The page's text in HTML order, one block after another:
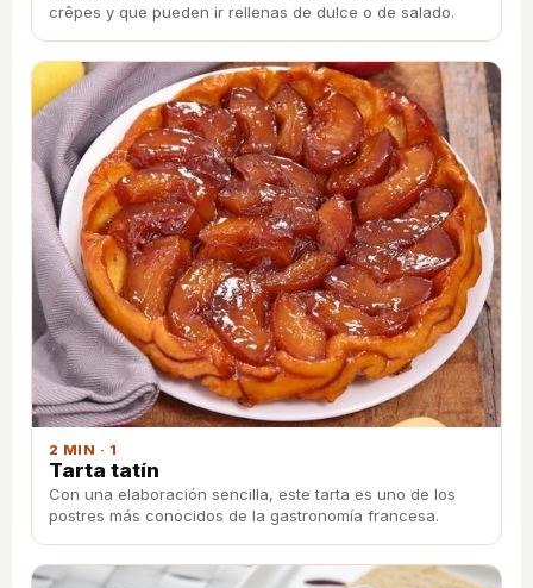
crêpes y que pueden ir rellenas de dulce o de salado.
2 MIN · 1
Tarta tatín
Con una elaboración sencilla, este tarta es uno de los
postres más conocidos de la gastronomía francesa.